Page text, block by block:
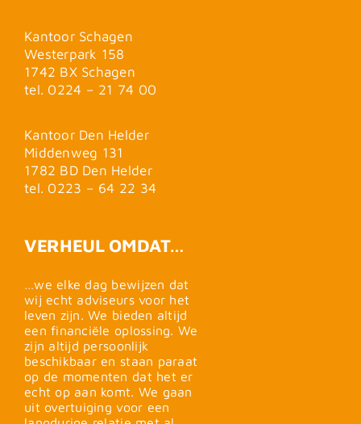
Kantoor Schagen
Westerpark 158
1742 BX Schagen
tel. 0224 – 21 74 00
Kantoor Den Helder
Middenweg 131
1782 BD Den Helder
tel. 0223 – 64 22 34
VERHEUL OMDAT…
…we elke dag bewijzen dat
wij echt adviseurs voor het
leven zijn. We bieden altijd
een financiële oplossing. We
zijn altijd persoonlijk
beschikbaar en staan paraat
op de momenten dat het er
echt op aan komt. We gaan
uit overtuiging voor een